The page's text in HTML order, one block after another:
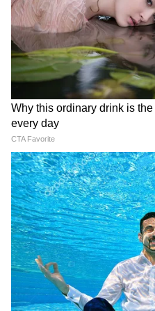
RECOMMENDED STORIES
Amazon Great Freedom
Sale 2026: শুরু হয়ে গেল মেগা
‘অ্যামাজন গ্রেট ফ্রিডম সেল
২০২৬’, একাধিক দুর্দান্ত ডিল এবং
এআই-চালিত শপিং